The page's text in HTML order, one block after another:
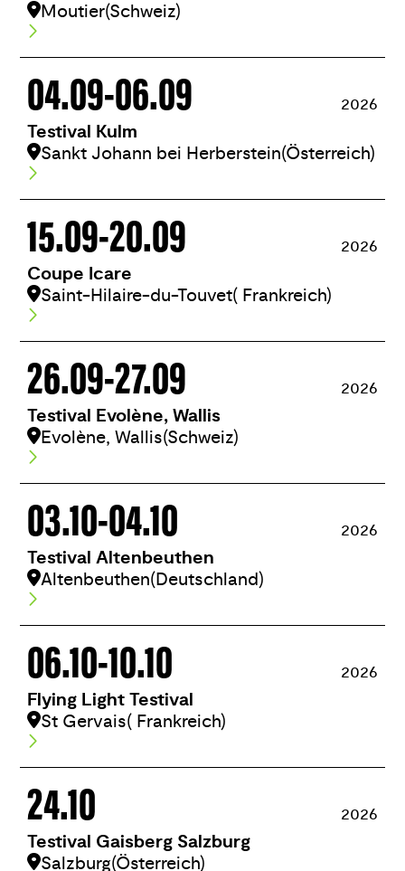
Moutier(Schweiz)
04.09-06.09 2026
Testival Kulm
Sankt Johann bei Herberstein(Österreich)
15.09-20.09 2026
Coupe Icare
Saint-Hilaire-du-Touvet( Frankreich)
26.09-27.09 2026
Testival Evolène, Wallis
Evolène, Wallis(Schweiz)
03.10-04.10 2026
Testival Altenbeuthen
Altenbeuthen(Deutschland)
06.10-10.10 2026
Flying Light Testival
St Gervais( Frankreich)
24.10 2026
Testival Gaisberg Salzburg
Salzburg(Österreich)